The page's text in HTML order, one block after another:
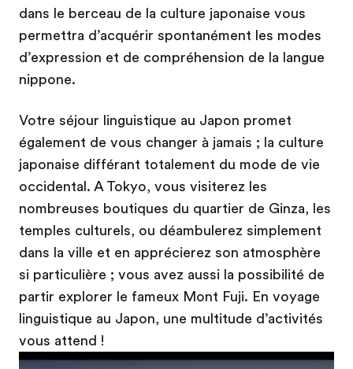
dans le berceau de la culture japonaise vous
permettra d’acquérir spontanément les modes
d’expression et de compréhension de la langue
nippone.
Votre séjour linguistique au Japon promet
également de vous changer à jamais ; la culture
japonaise différant totalement du mode de vie
occidental. A Tokyo, vous visiterez les
nombreuses boutiques du quartier de Ginza, les
temples culturels, ou déambulerez simplement
dans la ville et en apprécierez son atmosphère
si particulière ; vous avez aussi la possibilité de
partir explorer le fameux Mont Fuji. En voyage
linguistique au Japon, une multitude d’activités
vous attend !